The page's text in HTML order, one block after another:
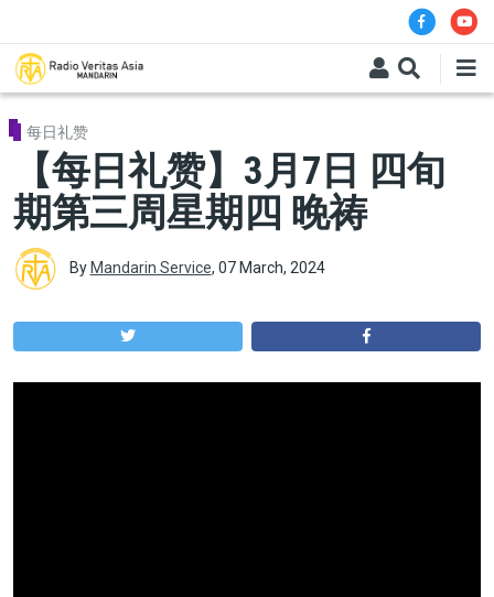
每日礼赞
【每日礼赞】3月7日 四旬
期第三周星期四 晚祷
By Mandarin Service, 07 March, 2024